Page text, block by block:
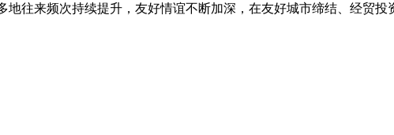
往来频次持续提升，友好情谊不断加深，在友好城市缔结、经贸投